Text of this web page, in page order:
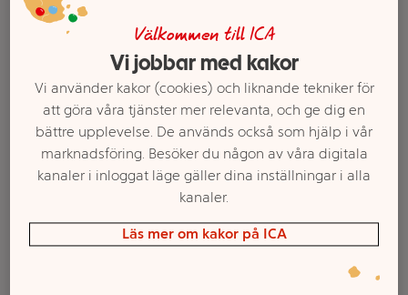
Välj butik och handla
Sortimentet kan variera mellan butikerna
Välkommen till ICA
Vi jobbar med kakor
Vi använder kakor (cookies) och liknande tekniker för
att göra våra tjänster mer relevanta, och ge dig en
bättre upplevelse. De används också som hjälp i vår
marknadsföring. Besöker du någon av våra digitala
kanaler i inloggat läge gäller dina inställningar i alla
kanaler.
Läs mer om kakor på ICA